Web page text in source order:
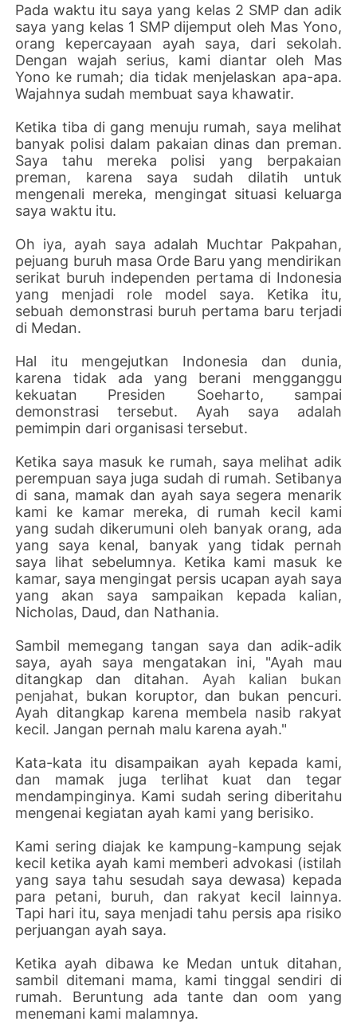
Pada waktu itu saya yang kelas 2 SMP dan adik
saya yang kelas 1 SMP dijemput oleh Mas Yono,
orang kepercayaan ayah saya, dari sekolah.
Dengan wajah serius, kami diantar oleh Mas
Yono ke rumah; dia tidak menjelaskan apa-apa.
Wajahnya sudah membuat saya khawatir.
Ketika tiba di gang menuju rumah, saya melihat
banyak polisi dalam pakaian dinas dan preman.
Saya tahu mereka polisi yang berpakaian
preman, karena saya sudah dilatih untuk
mengenali mereka, mengingat situasi keluarga
saya waktu itu.
Oh iya, ayah saya adalah Muchtar Pakpahan,
pejuang buruh masa Orde Baru yang mendirikan
serikat buruh independen pertama di Indonesia
yang menjadi role model saya. Ketika itu,
sebuah demonstrasi buruh pertama baru terjadi
di Medan.
Hal itu mengejutkan Indonesia dan dunia,
karena tidak ada yang berani mengganggu
kekuatan Presiden Soeharto, sampai
demonstrasi tersebut. Ayah saya adalah
pemimpin dari organisasi tersebut.
Ketika saya masuk ke rumah, saya melihat adik
perempuan saya juga sudah di rumah. Setibanya
di sana, mamak dan ayah saya segera menarik
kami ke kamar mereka, di rumah kecil kami
yang sudah dikerumuni oleh banyak orang, ada
yang saya kenal, banyak yang tidak pernah
saya lihat sebelumnya. Ketika kami masuk ke
kamar, saya mengingat persis ucapan ayah saya
yang akan saya sampaikan kepada kalian,
Nicholas, Daud, dan Nathania.
Sambil memegang tangan saya dan adik-adik
saya, ayah saya mengatakan ini, "Ayah mau
ditangkap dan ditahan. Ayah kalian bukan
penjahat, bukan koruptor, dan bukan pencuri.
Ayah ditangkap karena membela nasib rakyat
kecil. Jangan pernah malu karena ayah."
Kata-kata itu disampaikan ayah kepada kami,
dan mamak juga terlihat kuat dan tegar
mendampinginya. Kami sudah sering diberitahu
mengenai kegiatan ayah kami yang berisiko.
Kami sering diajak ke kampung-kampung sejak
kecil ketika ayah kami memberi advokasi (istilah
yang saya tahu sesudah saya dewasa) kepada
para petani, buruh, dan rakyat kecil lainnya.
Tapi hari itu, saya menjadi tahu persis apa risiko
perjuangan ayah saya.
Ketika ayah dibawa ke Medan untuk ditahan,
sambil ditemani mama, kami tinggal sendiri di
rumah. Beruntung ada tante dan oom yang
menemani kami malamnya.